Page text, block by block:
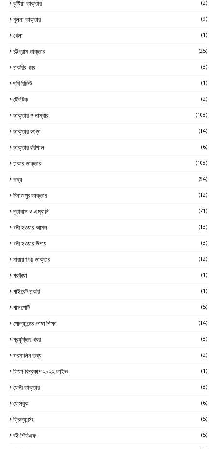
কুষ্টিয়া ডাক্তার (2)
খুলনা ডাক্তার (9)
খেলা (1)
চট্টগ্রাম ডাক্তার (25)
চাকরির খবর (3)
ছবি রিভিউ (1)
টেলিটক (2)
ডাক্তার ও নাম্বার (108)
ডাক্তার বগুড়া (14)
ডাক্তার বরিশাল (6)
ঢাকার ডাক্তার (108)
তথ্য (94)
দিনাজপুর ডাক্তার (12)
দূতাবাস ও এম্বাসি (71)
ধনী হওয়ার আমল (13)
ধনী হওয়ার উপায় (3)
নারায়ণগঞ্জ ডাক্তার (12)
পরকীয়া (1)
পাইবেট চাকরি (1)
পাসপোর্ট (5)
পোল্যান্ডের ভাষা শিক্ষা (14)
প্রযুক্তির খবর (8)
ফরমালিন তথ্য (2)
ফিফা বিশ্বকাপ ২০২২ লাইভ (1)
ফেনী ডাক্তার (8)
ফেসবুক (6)
ফ্রিল্যান্সিং (5)
বই পিডিএফ (5)